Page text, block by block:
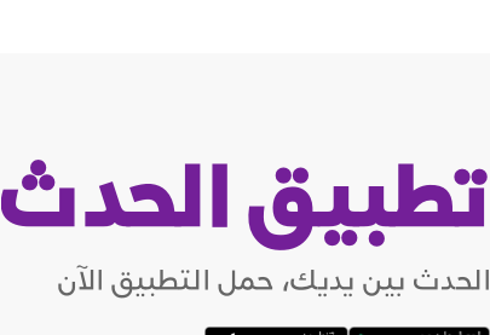
تطبيق الحدث
الحدث بين يديك، حمل التطبيق الآن